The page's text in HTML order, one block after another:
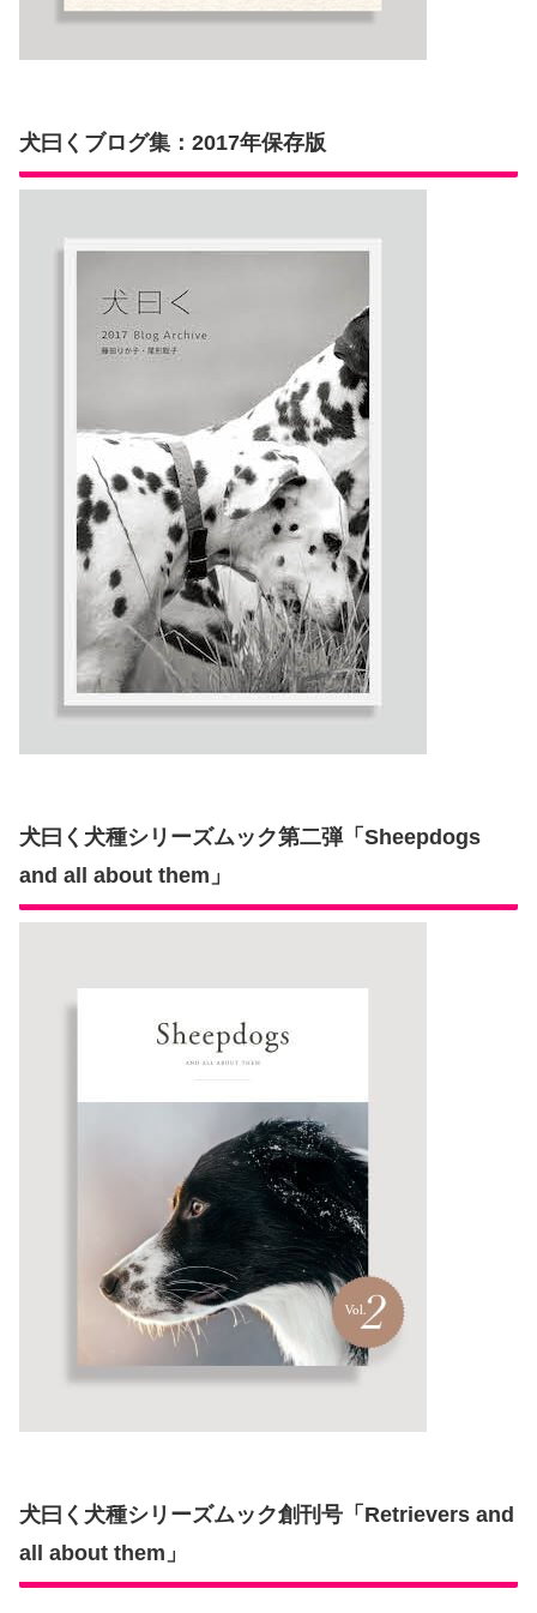
犬曰くブログ集：2017年保存版
犬曰く犬種シリーズムック第二弾「Sheepdogs
and all about them」
犬曰く犬種シリーズムック創刊号「Retrievers and
all about them」